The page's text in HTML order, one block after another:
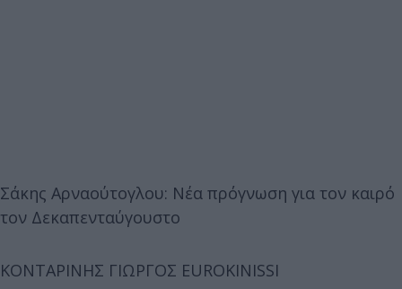
Σάκης Αρναούτογλου: Νέα πρόγνωση για τον καιρό
τον Δεκαπενταύγουστο
ΚΟΝΤΑΡΙΝΗΣ ΓΙΩΡΓΟΣ EUROKINISSI